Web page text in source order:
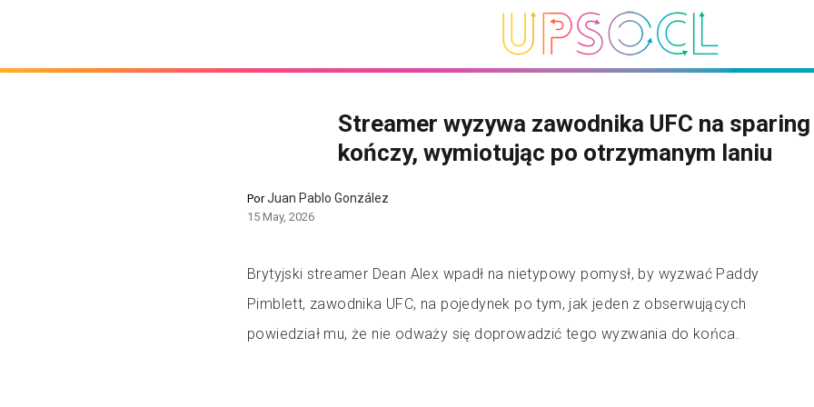
Streamer wyzywa zawodnika UFC na
kończy, wymiotując po otrzymanym laniu
PorJuan Pablo González
15 May, 2026
Brytyjski streamer Dean Alex wpadł na nietypowy pomysł, by wyzwać Paddy
Pimblett, zawodnika UFC, na pojedynek po tym, jak jeden z obserwujących
powiedział mu, że nie odważy się doprowadzić tego wyzwania do końca.